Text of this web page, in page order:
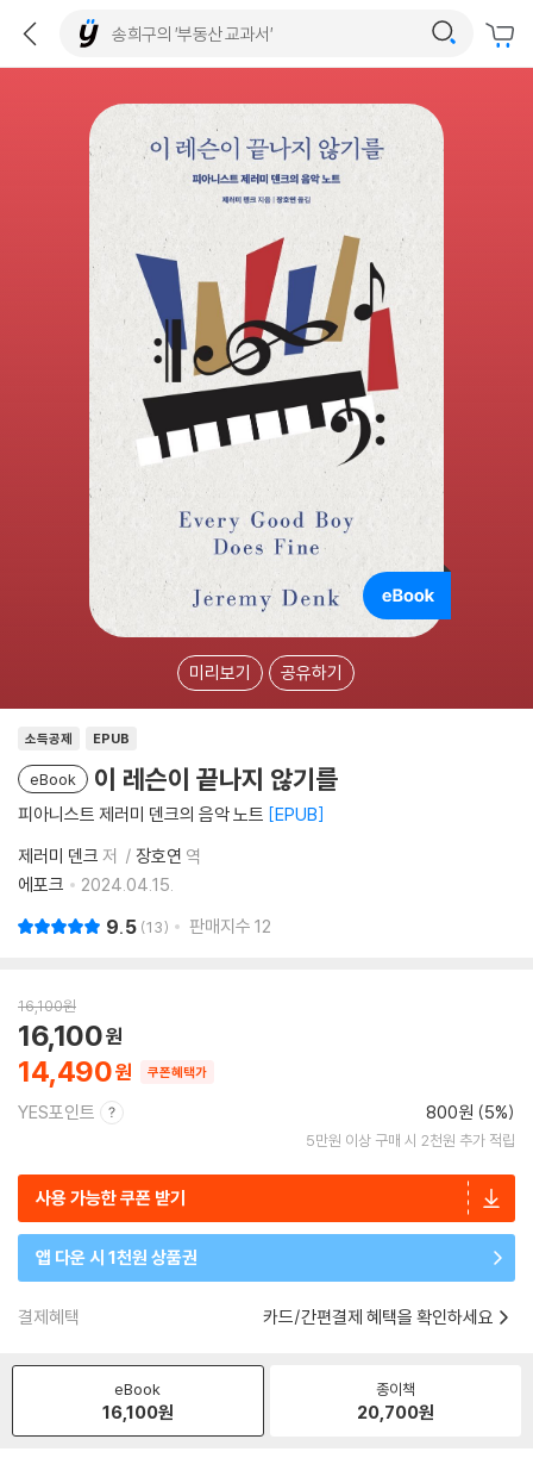
미리보기 공유하기
소득공제 EPUB
eBook 이 레슨이 끝나지 않기를
피아니스트 제러미 덴크의 음악 노트 EPUB
제러미 덴크 저 장호연 역
에포크
2024.04.15.
9.5 13 판매지수 12
16,100원
14,490
16,100
쿠폰혜택가
YES포인트 800원 (5%)
5만원 이상 구매 시 2천원 추가 적립
사용 가능한 쿠폰 받기
앱 다운 시 1천원 상품권
결제혜택 카드/간편결제 혜택을 확인하세요
eBook
16,100원
종이책
20,700원